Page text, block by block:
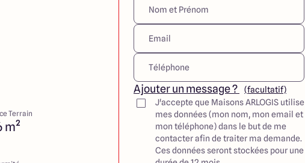
Terrain
m²
Ajouter un message ?
(facultatif)
J'accepte que Maisons ARLOGIS utilise
mes données (mon nom, mon email et
mon téléphone) dans le but de me
contacter afin de traiter ma demande.
Ces données seront stockées pour une